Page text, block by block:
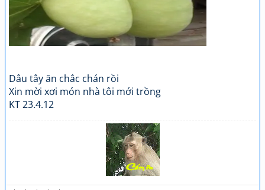
Dâu tây ăn chắc chán rồi
Xin mời xơi món nhà tôi mới trồng
KT 23.4.12